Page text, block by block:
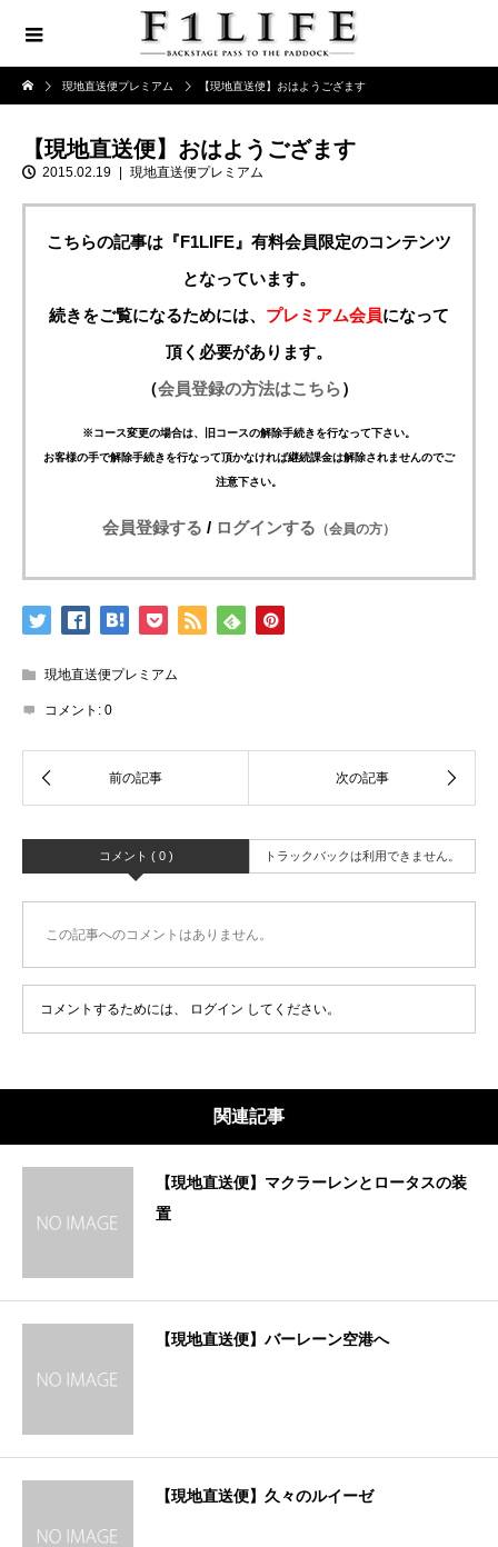
現地直送便プレミアム 【現地直送便】おはようござます
【現地直送便】おはようござます
2015.02.19 現地直送便プレミアム
こちらの記事は『F1LIFE』有料会員限定のコンテンツ
となっています。
続きをご覧になるためには、 プレミアム会員になって
頂く必要があります。
（会員登録の方法はこちら）
※コース変更の場合は、旧コースの解除手続きを行なって下さい。
お客様の手で解除手続きを行なって頂かなければ継続課金は解除されませんのでご
注意下さい。
会員登録する / ログインする （会員の方）
現地直送便プレミアム
コメント: 0
コメント ( 0 ) トラックバックは利用できません。
この記事へのコメントはありません。
コメントするためには、 ログイン してください。
関連記事
【現地直送便】マクラーレンとロータスの装
置
【現地直送便】バーレーン空港へ
【現地直送便】久々のルイーゼ